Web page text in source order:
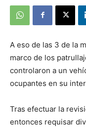
A eso de las 3 de la
marco de los
controlaron a un
ocupantes en su
Tras efectuar la
entonces requisar